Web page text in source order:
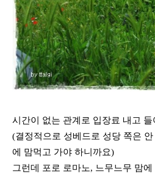
시간이 없는 관계로 입장료 내고
(결정적으로 성베드로 성당 쪽은
에 맘먹고 가야 하니까요)
그런데 포로 로마노, 느무느무 맘